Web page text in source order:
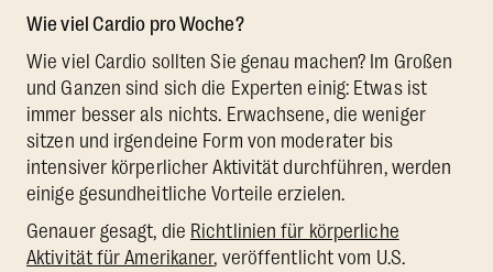
Wie viel Cardio pro Woche?
Wie viel Cardio sollten Sie genau machen? Im Großen
und Ganzen sind sich die Experten einig: Etwas ist
immer besser als nichts. Erwachsene, die weniger
sitzen und irgendeine Form von moderater bis
intensiver körperlicher Aktivität durchführen, werden
einige gesundheitliche Vorteile erzielen.
Genauer gesagt, die Richtlinien für körperliche
Aktivität für Amerikaner, veröffentlicht vom U.S.